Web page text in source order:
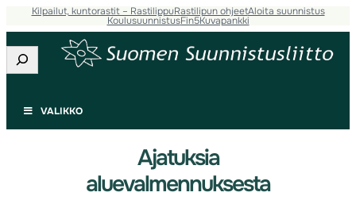
Kilpailut, kuntorastit – RastilippuRastilipun ohjeetAloita suunnistus
KoulusuunnistusFin5Kuvapankki
Etsi
VALIKKO
Ajatuksia
aluevalmennuksesta